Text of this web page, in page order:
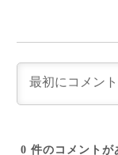
0 件のコメントが